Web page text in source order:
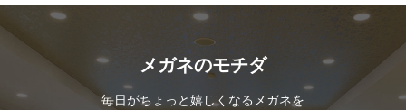
メガネのモチダ
毎日がちょっと嬉しくなるメガネを